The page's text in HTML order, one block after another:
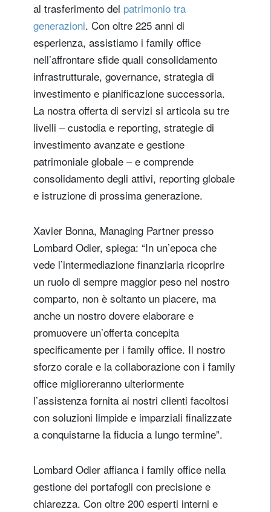
al trasferimento del patrimonio tra
generazioni. Con oltre 225 anni di
esperienza, assistiamo i family office
nell’affrontare sfide quali consolidamento
infrastrutturale, governance, strategia di
investimento e pianificazione successoria.
La nostra offerta di servizi si articola su tre
livelli – custodia e reporting, strategie di
investimento avanzate e gestione
patrimoniale globale – e comprende
consolidamento degli attivi, reporting globale
e istruzione di prossima generazione.
Xavier Bonna, Managing Partner presso
Lombard Odier, spiega: “In un’epoca che
vede l’intermediazione finanziaria ricoprire
un ruolo di sempre maggior peso nel nostro
comparto, non è soltanto un piacere, ma
anche un nostro dovere elaborare e
promuovere un’offerta concepita
specificamente per i family office. Il nostro
sforzo corale e la collaborazione con i family
office miglioreranno ulteriormente
l’assistenza fornita ai nostri clienti facoltosi
con soluzioni limpide e imparziali finalizzate
a conquistarne la fiducia a lungo termine”.
Lombard Odier affianca i family office nella
gestione dei portafogli con precisione e
chiarezza. Con oltre 200 esperti interni e